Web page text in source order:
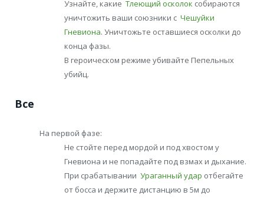
Узнайте, какие Тлеющий осколок собираются
уничтожить ваши союзники с Чешуйки
Гневиона. Уничтожьте оставшиеся осколки до
конца фазы.
В героическом режиме убивайте Пепельных
убийц.
Все
На первой фазе:
Не стойте перед мордой и под хвостом у
Гневиона и не попадайте под взмах и дыхание.
При срабатывании Ураганный удар отбегайте
от босса и держите дистанцию в 5м до